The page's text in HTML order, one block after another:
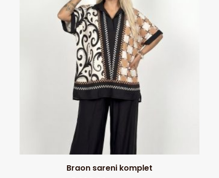
Braon sareni komplet